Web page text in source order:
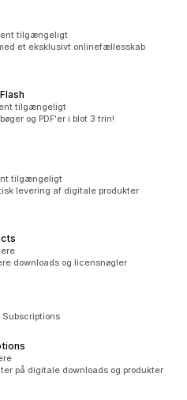
tilgængeligt
et eksklusivt onlinefællesskab
tilgængeligt
og PDF'er i blot 3 trin!
tilgængeligt
levering af digitale produkter
downloads og licensnøgler
på digitale downloads og produkter